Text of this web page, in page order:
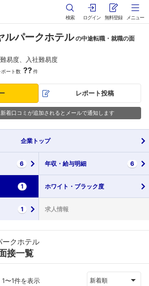
検索 ログイン 無料登録 メニュー
ルパークホテル の中途転職・就職の面
易度、入社難易度
ポート数 ??件
レポート投稿
着口コミが追加されるとメールで通知します
企業 トップ
6 年収・ 給与明細 6
1 ホワイト・ ブラック度
1 求人情報
ークホテル
接一覧
1〜1件を表示 新着順